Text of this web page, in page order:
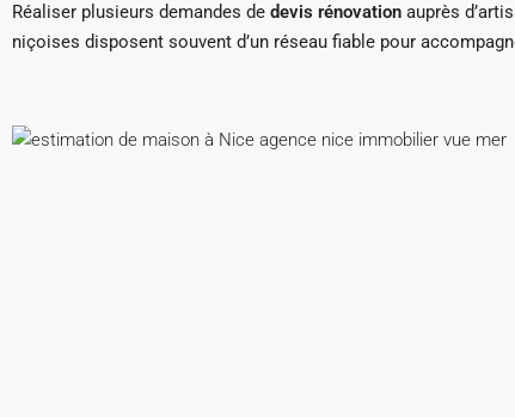
Réaliser plusieurs demandes de devis rénovation auprès
niçoises disposent souvent d’un réseau fiable pour